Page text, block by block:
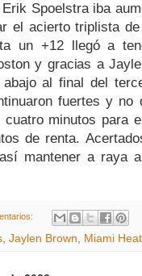
Spoelstra iba
el acierto triplista
un +12 llegó a
y gracias a
al final del
fuertes y
cuatro minutos para
de renta.
mantener a raya
Jaylen Brown Miami Heat